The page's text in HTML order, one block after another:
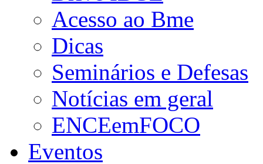
Acesso ao Bme
Dicas
Seminários e Defesas
Notícias em geral
ENCEemFOCO
Eventos